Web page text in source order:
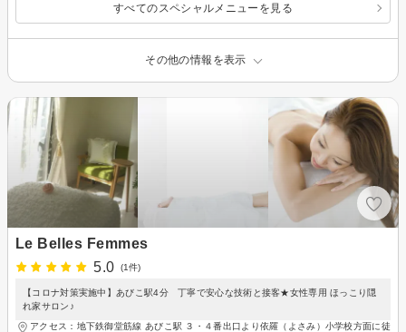
すべてのスペシャルメニューを見る
その他の情報を表示
Le Belles Femmes
5.0
(1件)
【コロナ対策実施中】あびこ駅4分 丁寧で安心な技術と接客★女性専用 ほっこり隠
れ家サロン♪
アクセス：地下鉄御堂筋線 あびこ駅 ３・４番出口より依羅（よさみ）小学校方面に徒